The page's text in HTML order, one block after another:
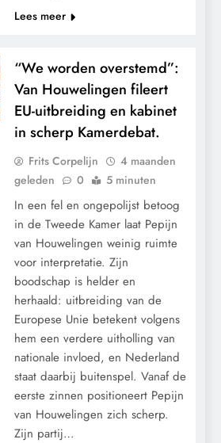
Lees meer
“We worden overstemd”:
Van Houwelingen fileert
EU-uitbreiding en kabinet
in scherp Kamerdebat.
Frits Corpelijn
4 maanden
geleden
0 5 minuten
In een fel en ongepolijst betoog
in de Tweede Kamer laat Pepijn
van Houwelingen weinig ruimte
voor interpretatie. Zijn
boodschap is helder en
herhaald: uitbreiding van de
Europese Unie betekent volgens
hem een verdere uitholling van
nationale invloed, en Nederland
staat daarbij buitenspel. Vanaf de
eerste zinnen positioneert Pepijn
van Houwelingen zich scherp.
Zijn partij…